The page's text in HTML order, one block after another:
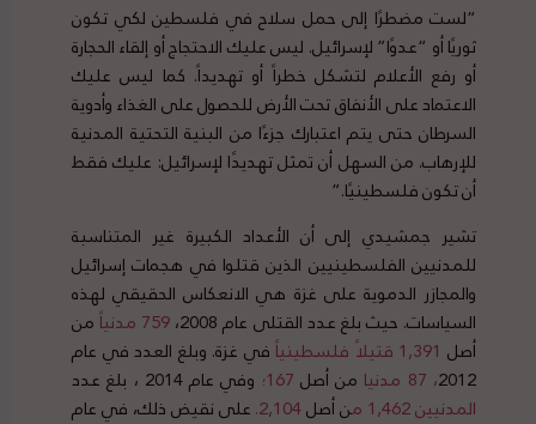
“لست مضطرًا إلى حمل سلاح في فلسطين لكي تكون
ثوريًا أو “عدوًا” لإسرائيل. ليس عليك الاحتجاج أو إلقاء الحجارة
أو رفع الأعلام لتشكل خطراً أو تهديداً. كما ليس عليك
الاعتماد على الأنفاق تحت الأرض للحصول على الغذاء وأدوية
السرطان حتى يتم اعتبارك جزءًا من البنية التحتية المدنية
للإرهاب. من السهل أن تمثل تهديدًا لإسرائيل: عليك فقط
أن تكون فلسطينيًا.”
تشير جمشيدي إلى أن الأعداد الكبيرة غير المتناسبة
للمدنيين الفلسطينيين الذين قتلوا في هجمات إسرائيل
والمجازر الدموية على غزة هي الانعكاس الحقيقي لهذه
السياسات. حيث بلغ عدد القتلى عام 2008،
759 مدنيامن
أصل1,391 قتيلا فلسطينيافي غزة. وبلغ العدد في عام
2012، 87 مدنيا من أصل 167؛ وفي عام 2014 ، بلغ عدد
المدنيين1,462 من أصل2,104.
على نقيض ذلك، في عام